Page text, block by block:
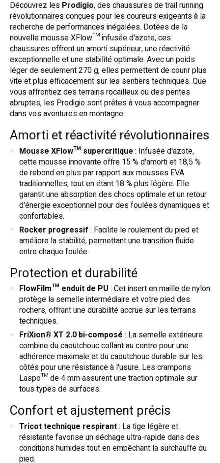
Découvrez les Prodigio, des chaussures de trail running
révolutionnaires conçues pour les coureurs exigeants à la
recherche de performances inégalées. Dotées de la
nouvelle mousse XFlow™ infusée d'azote, ces
chaussures offrent un amorti supérieur, une réactivité
exceptionnelle et une stabilité optimale. Avec un poids
léger de seulement 270 g, elles permettent de courir plus
vite et plus efficacement sur les sentiers techniques. Que
vous affrontiez des terrains rocailleux ou des pentes
abruptes, les Prodigio sont prêtes à vous accompagner
dans vos aventures en montagne.
Amorti et réactivité révolutionnaires
Mousse XFlow™ supercritique : Infusée d'azote,
cette mousse innovante offre 15 % d'amorti et 18,5 %
de rebond en plus par rapport aux mousses EVA
traditionnelles, tout en étant 18 % plus légère. Elle
garantit une absorption des chocs optimale et un retour
d'énergie exceptionnel pour des foulées dynamiques et
confortables.
Rocker progressif: Facilite le roulement du pied et
améliore la stabilité, permettant une transition fluide
entre chaque foulée.
Protection et durabilité
FlowFilm™ enduit de PU : Cet insert en maille de nylon
protège la semelle intermédiaire et votre pied des
rochers, offrant une durabilité accrue sur les terrains
techniques.
FriXion® XT 2.0 bi-composé : La semelle extérieure
combine du caoutchouc collant au centre pour une
adhérence maximale et du caoutchouc durable sur les
côtés pour une résistance à l'usure. Les crampons
Laspo™ de 4 mm assurent une traction optimale sur
tous types de surfaces.
Confort et ajustement précis
Tricot technique respirant: La tige légère et
résistante favorise un séchage ultra-rapide dans des
conditions humides tout en empêchant la surchauffe du
pied.